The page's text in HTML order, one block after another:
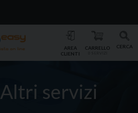
CERCA
CARRELLO
AREA
CLIENTI
Altri servizi